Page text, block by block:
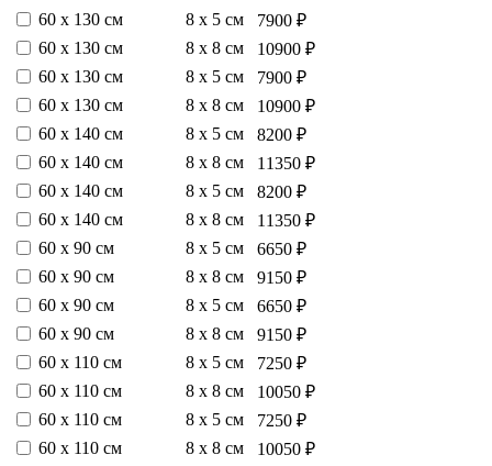
60 х 130 см
8 х 5 см
7900 ₽
60 х 130 см
8 х 8 см
10900 ₽
60 х 130 см
8 х 5 см
7900 ₽
60 х 130 см
8 х 8 см
10900 ₽
60 х 140 см
8 х 5 см
8200 ₽
60 х 140 см
8 х 8 см
11350 ₽
60 х 140 см
8 х 5 см
8200 ₽
60 х 140 см
8 х 8 см
11350 ₽
60 х 90 см
8 х 5 см
6650 ₽
60 х 90 см
8 х 8 см
9150 ₽
60 х 90 см
8 х 5 см
6650 ₽
60 х 90 см
8 х 8 см
9150 ₽
60 х 110 см
8 х 5 см
7250 ₽
60 х 110 см
8 х 8 см
10050 ₽
60 х 110 см
8 х 5 см
7250 ₽
60 х 110 см
8 х 8 см
10050 ₽